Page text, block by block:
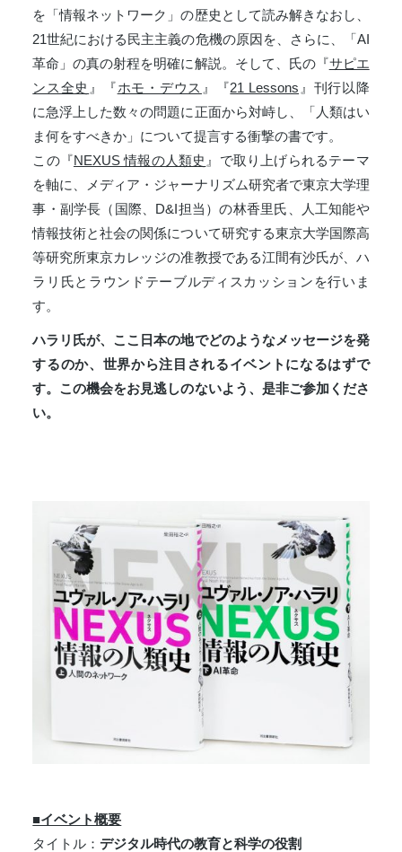
を「情報ネットワーク」の歴史として読み解きなおし、
21世紀における民主主義の危機の原因を、さらに、「AI
革命」の真の射程を明確に解説。そして、氏の『サピエ
ンス全史 』『ホモ・デウス 』『21 Lessons 』刊行以降
に急浮上した数々の問題に正面から対峙し、「人類はい
ま何をすべきか」について提言する衝撃の書です。
この『NEXUS 情報の人類史 』で取り上げられるテーマ
を軸に、メディア・ジャーナリズム研究者で東京大学理
事・副学長（国際、D&I担当）の林香里氏、人工知能や
情報技術と社会の関係について研究する東京大学国際高
等研究所東京カレッジの准教授である江間有沙氏が、ハ
ラリ氏とラウンドテーブルディスカッションを行いま
す。
ハラリ氏が、ここ日本の地でどのようなメッセージを発
するのか、世界から注目されるイベントになるはずで
す。この機会をお見逃しのないよう、是非ご参加くださ
い。
■イベント概要
タイトル：デジタル時代の教育と科学の役割